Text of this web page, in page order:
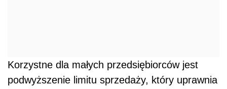
Korzystne dla małych przedsiębiorców jest
podwyższenie limitu sprzedaży, który uprawnia